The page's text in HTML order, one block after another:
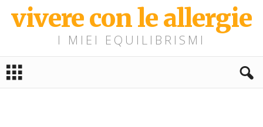
vivere con le allergie
I MIEI EQUILIBRISMI